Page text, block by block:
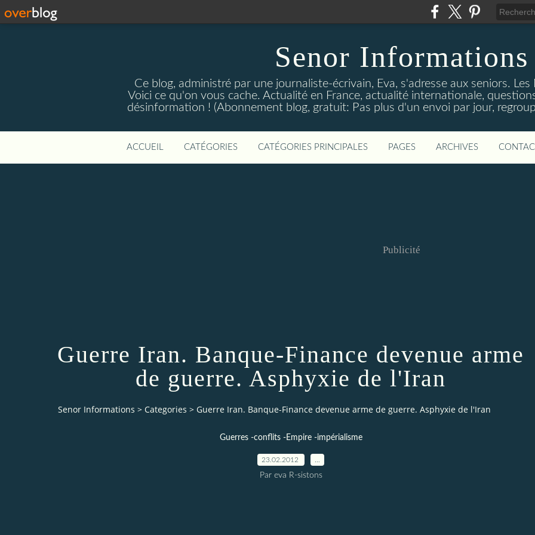
Senor Informations
Ce blog, administré par une journaliste-écrivain, Eva, s'adresse aux seniors.
Voici ce qu'on vous cache. Actualité en France, actualité internationale,
désinformation ! (Abonnement blog, gratuit: Pas plus d'un envoi par jour,
ACCUEIL CATÉGORIES CATÉGORIES PRINCIPALES PAGES ARCHIVES
Publicité
Guerre Iran. Banque-Finance devenue arme
de guerre. Asphyxie de l'Iran
Senor Informations > Categories > Guerre Iran. Banque-Finance devenue arme de guerre. Asphyxie de l'Iran
Guerres -conflits -Empire -impérialisme
23.02.2012
Par eva R-sistons